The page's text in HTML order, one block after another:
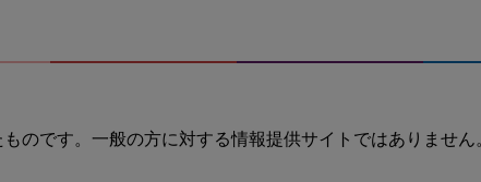
のです。一般の方に対する情報提供サイトではありません